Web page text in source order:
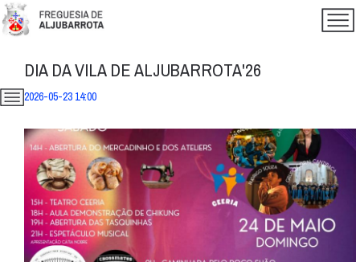
DIA DA VILA DE ALJUBARROTA'26
2026-05-23 14:00